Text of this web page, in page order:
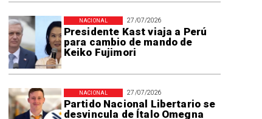
27/07/2026
Presidente Kast viaja a Perú
para cambio de mando de
Keiko Fujimori
NACIONAL
27/07/2026
Partido Nacional Libertario se
desvincula de Ítalo Omegna
NACIONAL